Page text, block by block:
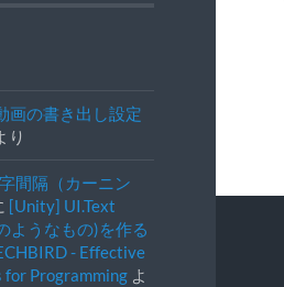
画の書き出し設定
り
間隔（カーニン
[Unity] UI.Text
ようなもの)を作る
- Effective
for Programmingよ